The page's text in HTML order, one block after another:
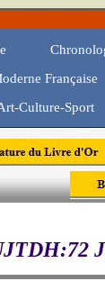
Française
Culture-Sport